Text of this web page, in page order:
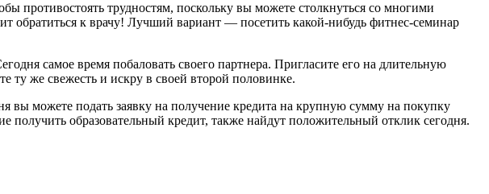
противостоять трудностям, поскольку вы можете столкнуться со многими
обратиться к врачу! Лучший вариант — посетить какой-нибудь фитнес-семинар
самое время побаловать своего партнера. Пригласите его на длительную
ту же свежесть и искру в своей второй половинке.
вы можете подать заявку на получение кредита на крупную сумму на покупку
образовательный кредит, также найдут положительный отклик сегодня.